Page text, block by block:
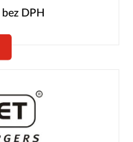
bez DPH